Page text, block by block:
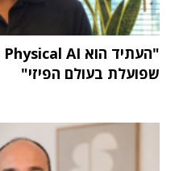
שפועלת בעולם הפיזי"